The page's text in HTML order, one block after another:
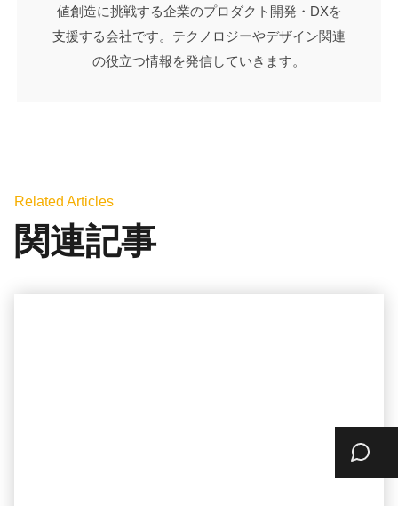
値創造に挑戦する企業のプロダクト開発・DXを
支援する会社です。テクノロジーやデザイン関連
の役立つ情報を発信していきます。
Related Articles
関連記事